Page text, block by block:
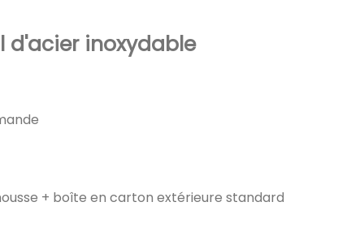
d'acier inoxydable
+ boîte en carton extérieure standard